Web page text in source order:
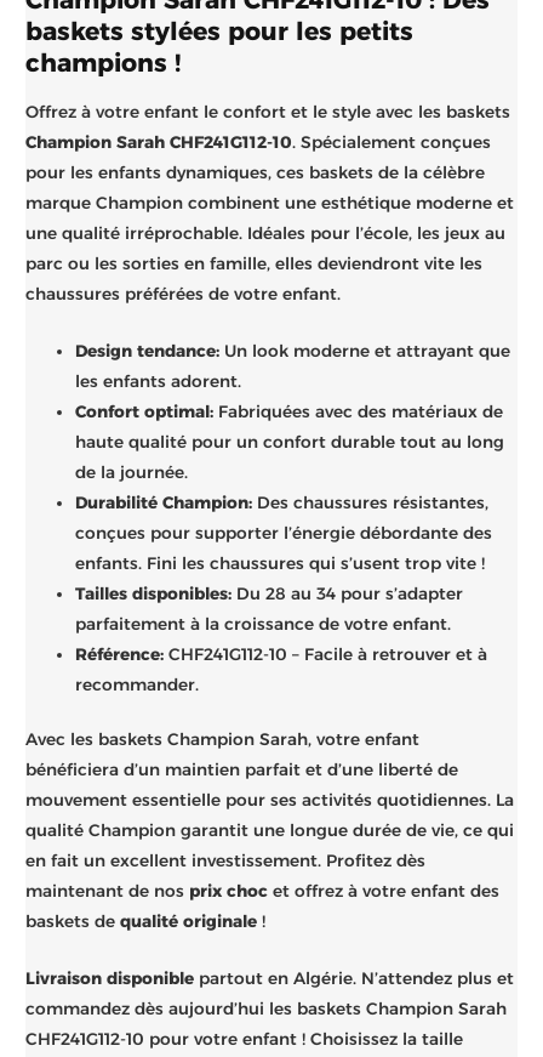
baskets stylées pour les petits
champions !
Offrez à votre enfant le confort et le style avec les baskets
Champion Sarah CHF241G112-10. Spécialement conçues
pour les enfants dynamiques, ces baskets de la célèbre
marque Champion combinent une esthétique moderne et
une qualité irréprochable. Idéales pour l’école, les jeux au
parc ou les sorties en famille, elles deviendront vite les
chaussures préférées de votre enfant.
Design tendance: Un look moderne et attrayant que
les enfants adorent.
Confort optimal: Fabriquées avec des matériaux de
haute qualité pour un confort durable tout au long
de la journée.
Durabilité Champion: Des chaussures résistantes,
conçues pour supporter l’énergie débordante des
enfants. Fini les chaussures qui s’usent trop vite !
Tailles disponibles: Du 28 au 34 pour s’adapter
parfaitement à la croissance de votre enfant.
Référence: CHF241G112-10 – Facile à retrouver et à
recommander.
Avec les baskets Champion Sarah, votre enfant
bénéficiera d’un maintien parfait et d’une liberté de
mouvement essentielle pour ses activités quotidiennes. La
qualité Champion garantit une longue durée de vie, ce qui
en fait un excellent investissement. Profitez dès
maintenant de nos prix choc et offrez à votre enfant des
baskets dequalité originale !
Livraison disponible partout en Algérie. N’attendez plus et
commandez dès aujourd’hui les baskets Champion Sarah
CHF241G112-10 pour votre enfant ! Choisissez la taille